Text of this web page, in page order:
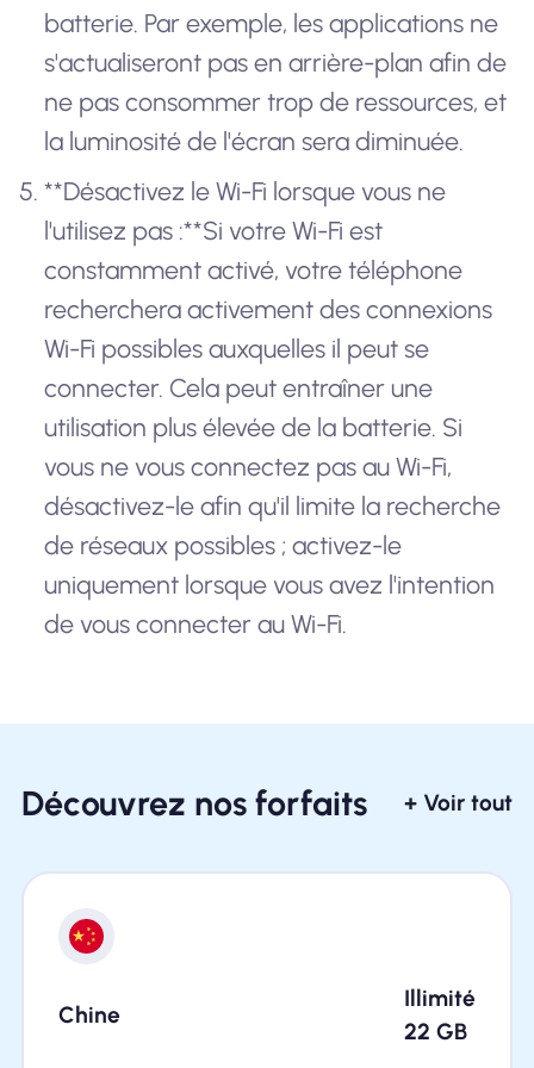
batterie. Par exemple, les applications ne
s'actualiseront pas en arrière-plan afin de
ne pas consommer trop de ressources, et
la luminosité de l'écran sera diminuée.
**Désactivez le Wi-Fi lorsque vous ne
l'utilisez pas :**Si votre Wi-Fi est
constamment activé, votre téléphone
recherchera activement des connexions
Wi-Fi possibles auxquelles il peut se
connecter. Cela peut entraîner une
utilisation plus élevée de la batterie. Si
vous ne vous connectez pas au Wi-Fi,
désactivez-le afin qu'il limite la recherche
de réseaux possibles ; activez-le
uniquement lorsque vous avez l'intention
de vous connecter au Wi-Fi.
Découvrez nos forfaits + Voir tout
Chine
Illimité
22 GB